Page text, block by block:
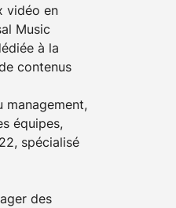
vidéo en
Music
à la
contenus
management,
équipes,
spécialisé
des